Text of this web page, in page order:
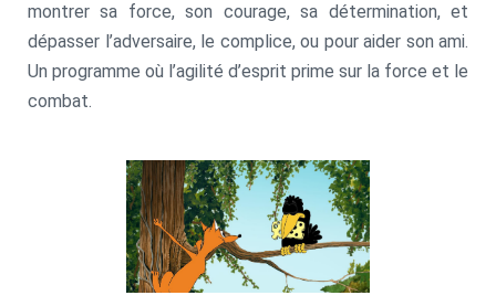
montrer sa force, son courage, sa détermination, et
dépasser l’adversaire, le complice, ou pour aider son ami.
Un programme où l’agilité d’esprit prime sur la force et le
combat.